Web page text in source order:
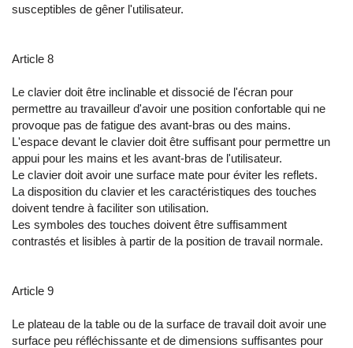
susceptibles de gêner l'utilisateur.
Article 8
Le clavier doit être inclinable et dissocié de l'écran pour
permettre au travailleur d'avoir une position confortable qui ne
provoque pas de fatigue des avant-bras ou des mains.
L'espace devant le clavier doit être suffisant pour permettre un
appui pour les mains et les avant-bras de l'utilisateur.
Le clavier doit avoir une surface mate pour éviter les reflets.
La disposition du clavier et les caractéristiques des touches
doivent tendre à faciliter son utilisation.
Les symboles des touches doivent être suffisamment
contrastés et lisibles à partir de la position de travail normale.
Article 9
Le plateau de la table ou de la surface de travail doit avoir une
surface peu réfléchissante et de dimensions suffisantes pour